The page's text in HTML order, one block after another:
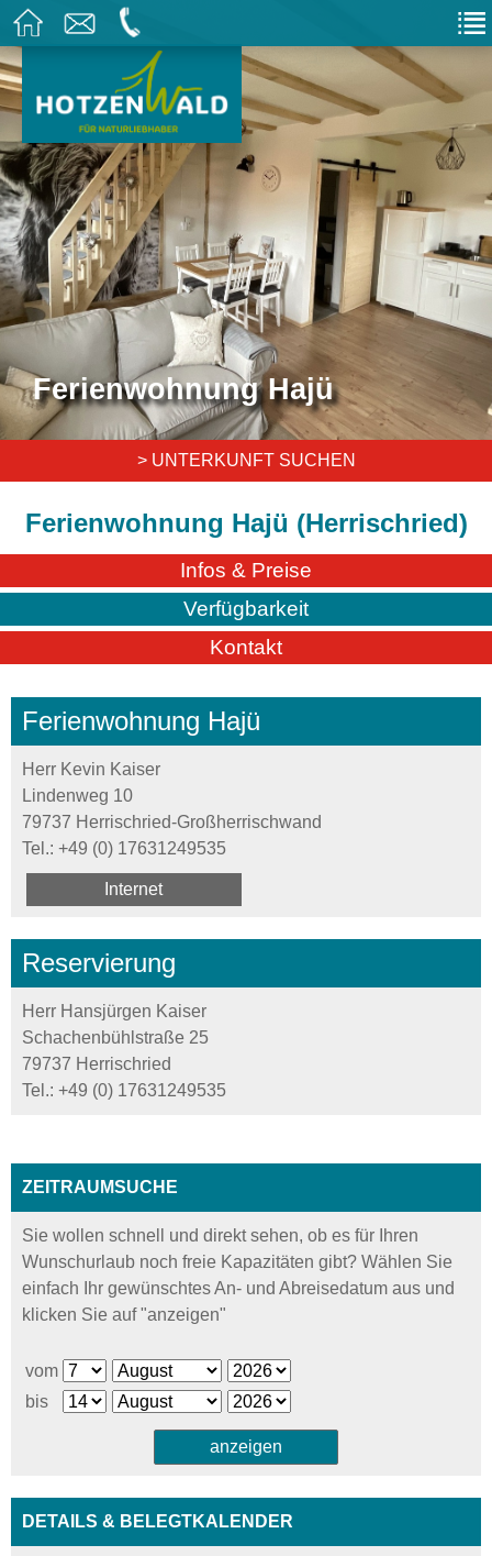
Ferienwohnung Hajü
> UNTERKUNFT SUCHEN
Ferienwohnung Hajü (Herrischried)
Infos & Preise
Verfügbarkeit
Kontakt
Ferienwohnung Hajü
Herr Kevin Kaiser
Lindenweg 10
79737 Herrischried-Großherrischwand
Tel.: +49 (0) 17631249535
Internet
Reservierung
Herr Hansjürgen Kaiser
Schachenbühlstraße 25
79737 Herrischried
Tel.: +49 (0) 17631249535
ZEITRAUMSUCHE
Sie wollen schnell und direkt sehen, ob es für Ihren
Wunschurlaub noch freie Kapazitäten gibt? Wählen Sie
einfach Ihr gewünschtes An- und Abreisedatum aus und
klicken Sie auf "anzeigen"
vom
bis
DETAILS & BELEGTKALENDER